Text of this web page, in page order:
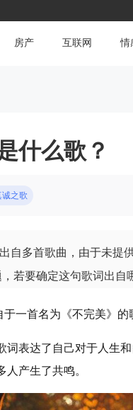
房产 互联网 情
什么歌？
之歌
自多首歌曲，由于未
若要确定这句歌词出
一首名为《不完美》
词表达了自己对于人生
产生了共鸣。